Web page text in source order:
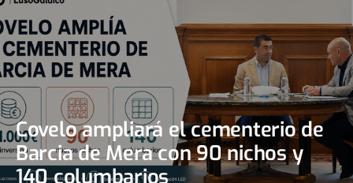
Covelo ampliará el cementerio de
Barcia de Mera con 90 nichos y
140 columbarios